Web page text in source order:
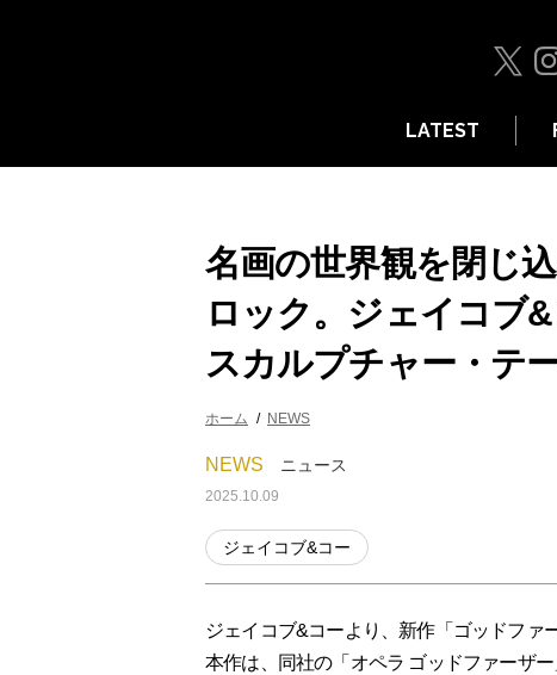
LATEST
名画の世界観を閉じ
ロック。ジェイコブ
スカルプチャー・テー
ホーム NEWS
NEWS ニュース
2025.10.09
ジェイコブ&コー
ジェイコブ&コーより、新作「ゴッドファ
本作は、同社の「オペラ ゴッドファーザ